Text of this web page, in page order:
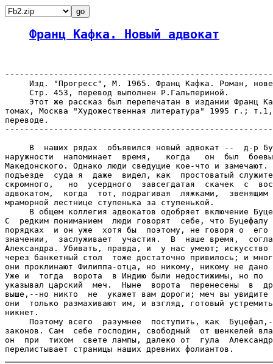
Франц Кафка. Новый адвокат
Изд. "Прогресс", М. 1965. Франц Кафка. Роман,
     Стр. 453, перевод выполнен Р.Гальпериной.
Этот же рассказ был перепечатан в издании Франц
томах, Москва "Художественная литература" 1995 г.;
переводе.
В  наших рядах  объявился новый адвокат --  д-р
наружности  напоминает  время,   когда   он  был
Македонского. Однако люди сведущие кое-что и
подъезде  суда я  даже  видел, как  простоватый
скромного,   но  усердного  завсегдатая  скачек  с
адвокатом,  когда  тот, подрагивая  ляжками,  звенящим
мраморной лестнице ступенька за ступенькой.
В общем коллегия адвокатов одобряет включение
С  редким пониманием  люди говорят  себе, что
порядках  и он уже  хотя бы  поэтому, не говоря о  его
значении,  заслуживает  участия.  В  наше время,
Александра. Убивать, правда, и  у нас умеют; искусство
через банкетный стол  тоже достаточно привилось; и
они проклинают Филиппа-отца, но никому, никому не
Уже и  тогда  ворота  в Индию были недостижимы, но по
указывал царский  меч.  Ныне  ворота  перенесены  в
выше,--но никто  не  укажет вам дороги; меч вы
они  только размахивают им, и взгляд, готовый
никнет.
Поэтому всего  разумнее  поступить, как
законов. Сам  себе господин, свободный  от шенкелей
он  при  тихом  свете лампы, далеко от  гула